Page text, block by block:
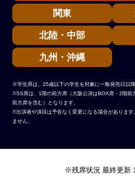
関東
北陸・中部
九州・沖縄
※学生席は、25歳以下の学生を対象に一般発売日以降
※SS席は、1階の前方席（大阪公演はBOX席・2階前
前方席を含む）となります。
※出演者や演目は予告なく変更になる場合がありま
ません。
※残席状況 最終更新